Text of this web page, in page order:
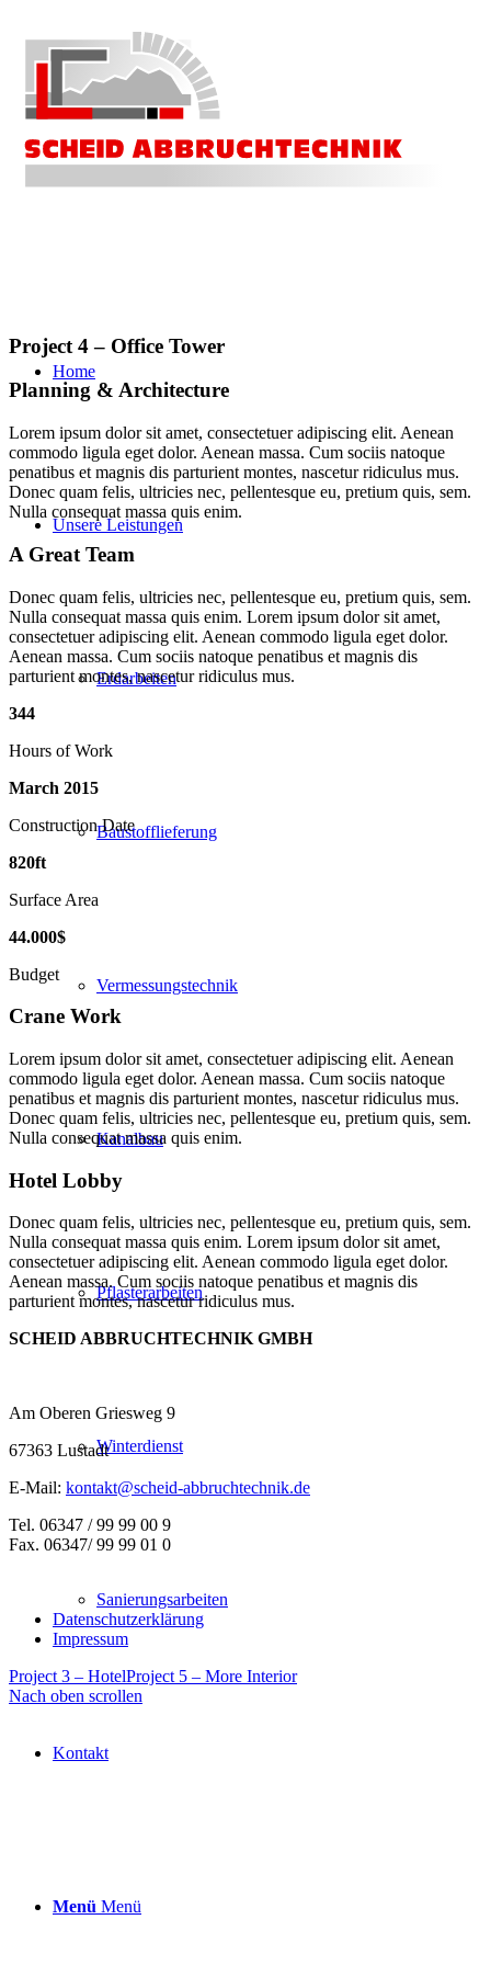
Home
Unsere Leistungen
Erdarbeiten
Baustofflieferung
Vermessungstechnik
Kanalbau
Pflasterarbeiten
Winterdienst
Sanierungsarbeiten
Kontakt
Menü Menü
Project 4 – Office Tower
Planning & Architecture
Lorem ipsum dolor sit amet, consectetuer adipiscing elit. Aenean
commodo ligula eget dolor. Aenean massa. Cum sociis natoque
penatibus et magnis dis parturient montes, nascetur ridiculus mus.
Donec quam felis, ultricies nec, pellentesque eu, pretium quis, sem.
Nulla consequat massa quis enim.
A Great Team
Donec quam felis, ultricies nec, pellentesque eu, pretium quis, sem.
Nulla consequat massa quis enim. Lorem ipsum dolor sit amet,
consectetuer adipiscing elit. Aenean commodo ligula eget dolor.
Aenean massa. Cum sociis natoque penatibus et magnis dis
parturient montes, nascetur ridiculus mus.
344
Hours of Work
March 2015
Construction Date
820ft
Surface Area
44.000$
Budget
Crane Work
Lorem ipsum dolor sit amet, consectetuer adipiscing elit. Aenean
commodo ligula eget dolor. Aenean massa. Cum sociis natoque
penatibus et magnis dis parturient montes, nascetur ridiculus mus.
Donec quam felis, ultricies nec, pellentesque eu, pretium quis, sem.
Nulla consequat massa quis enim.
Hotel Lobby
Donec quam felis, ultricies nec, pellentesque eu, pretium quis, sem.
Nulla consequat massa quis enim. Lorem ipsum dolor sit amet,
consectetuer adipiscing elit. Aenean commodo ligula eget dolor.
Aenean massa. Cum sociis natoque penatibus et magnis dis
parturient montes, nascetur ridiculus mus.
SCHEID ABBRUCHTECHNIK GMBH
Am Oberen Griesweg 9
67363 Lustadt
E-Mail: kontakt@scheid-abbruchtechnik.de
Tel. 06347 / 99 99 00 9
Fax. 06347/ 99 99 01 0
Datenschutzerklärung
Impressum
Project 3 – HotelProject 5 – More Interior
Nach oben scrollen